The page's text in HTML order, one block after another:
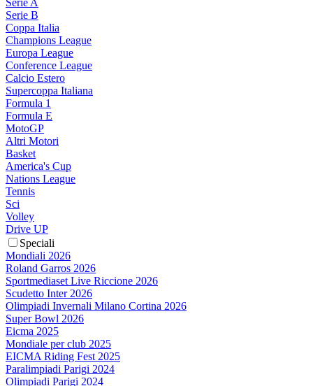
Serie B
Coppa Italia
Champions League
Europa League
Conference League
Calcio Estero
Supercoppa Italiana
Formula 1
Formula E
MotoGP
Altri Motori
Basket
America's Cup
Nations League
Tennis
Sci
Volley
Drive UP
Speciali
Mondiali 2026
Roland Garros 2026
Sportmediaset Live Riccione 2026
Scudetto Inter 2026
Olimpiadi Invernali Milano Cortina 2026
Super Bowl 2026
Eicma 2025
Mondiale per club 2025
EICMA Riding Fest 2025
Paralimpiadi Parigi 2024
Olimpiadi Parigi 2024